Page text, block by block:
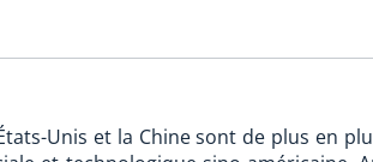
Unis et la Chine sont de plus en